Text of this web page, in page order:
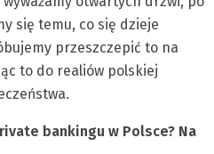
się temu, co się dzieje
przeszczepić to na
to do realiów polskiej
bankingu w Polsce? Na